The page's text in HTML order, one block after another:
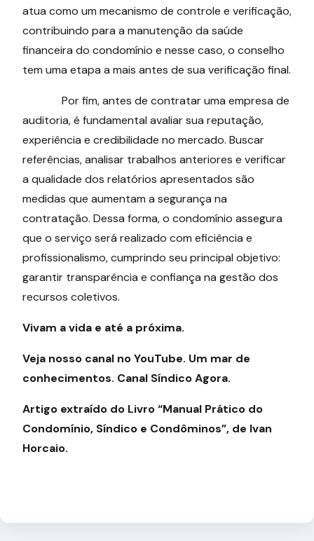
atua como um mecanismo de controle e verificação,
contribuindo para a manutenção da saúde
financeira do condomínio e nesse caso, o conselho
tem uma etapa a mais antes de sua verificação final.
Por fim, antes de contratar uma empresa de
auditoria, é fundamental avaliar sua reputação,
experiência e credibilidade no mercado. Buscar
referências, analisar trabalhos anteriores e verificar
a qualidade dos relatórios apresentados são
medidas que aumentam a segurança na
contratação. Dessa forma, o condomínio assegura
que o serviço será realizado com eficiência e
profissionalismo, cumprindo seu principal objetivo:
garantir transparência e confiança na gestão dos
recursos coletivos.
Vivam a vida e até a próxima.
Veja nosso canal no YouTube. Um mar de
conhecimentos. Canal Síndico Agora.
Artigo extraído do Livro “Manual Prático do
Condomínio, Síndico e Condôminos”, de Ivan
Horcaio.